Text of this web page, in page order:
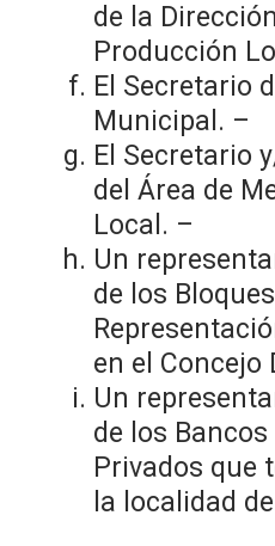
de la
Producción
El Secretario
Municipal. –
El Secretario
del Área de
Local. –
Un
de los
en el Concejo
Un
de los
Privados que
la localidad